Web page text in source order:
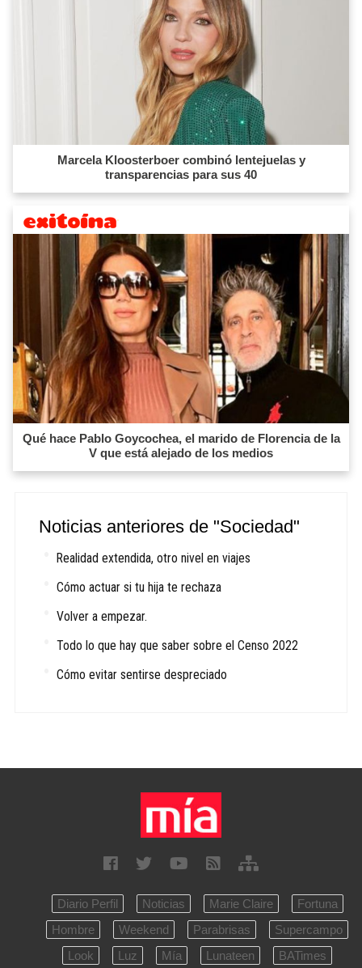
Marcela Kloosterboer combinó lentejuelas y
transparencias para sus 40
Qué hace Pablo Goycochea, el marido de Florencia de la
V que está alejado de los medios
Noticias anteriores de "Sociedad"
Realidad extendida, otro nivel en viajes
Cómo actuar si tu hija te rechaza
Volver a empezar.
Todo lo que hay que saber sobre el Censo 2022
Cómo evitar sentirse despreciado
Diario Perfil Noticias Marie Claire
Fortuna
Hombre
Weekend Parabrisas
Supercampo
Look
Luz Mía Lunateen BATimes